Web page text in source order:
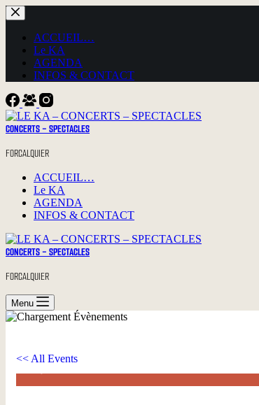
Passer
au
contenuACCUEIL…
Le KA
AGENDA
INFOS & CONTACT
CONCERTS - SPECTACLES
FORCALQUIER
ACCUEIL…
Le KA
AGENDA
INFOS & CONTACT
CONCERTS - SPECTACLES
FORCALQUIER
Menu
<< All Events
7 juillet à 19h00